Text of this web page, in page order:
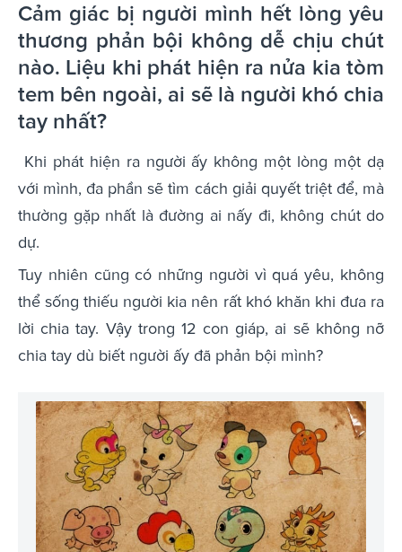
Cảm giác bị người mình hết lòng yêu
thương phản bội không dễ chịu chút
nào. Liệu khi phát hiện ra nửa kia tòm
tem bên ngoài, ai sẽ là người khó chia
tay nhất?
Khi phát hiện ra người ấy không một lòng một dạ
với mình, đa phần sẽ tìm cách giải quyết triệt để, mà
thường gặp nhất là đường ai nấy đi, không chút do
dự.
Tuy nhiên cũng có những người vì quá yêu, không
thể sống thiếu người kia nên rất khó khăn khi đưa ra
lời chia tay. Vậy trong 12 con giáp, ai sẽ không nỡ
chia tay dù biết người ấy đã phản bội mình?